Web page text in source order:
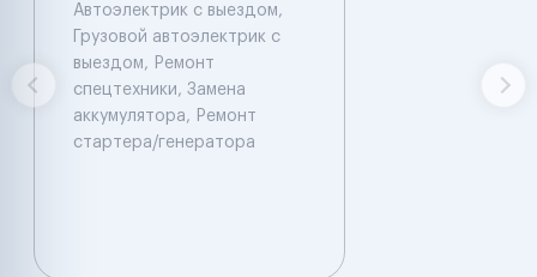
Автоэлектрик с выездом,
Грузовой автоэлектрик с
выездом, Ремонт
спецтехники, Замена
аккумулятора, Ремонт
стартера/генератора